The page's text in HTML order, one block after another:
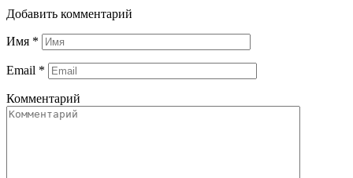
Добавить комментарий
Имя *
Email *
Комментарий